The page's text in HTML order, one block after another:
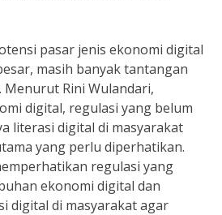
pasar jenis ekonomi digital
masih banyak tantangan
Menurut Rini Wulandari,
digital, regulasi yang belum
literasi digital di masyarakat
yang perlu diperhatikan.
regulasi yang
ekonomi digital dan
digital di masyarakat agar